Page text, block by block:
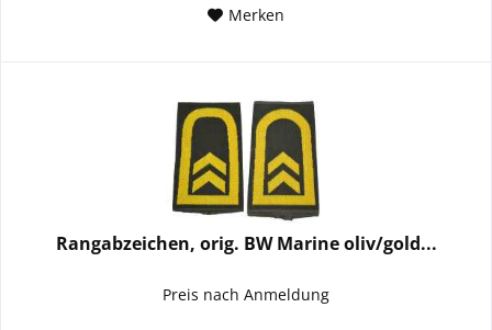
Merken
Rangabzeichen, orig. BW Marine oliv/gold...
Preis nach Anmeldung